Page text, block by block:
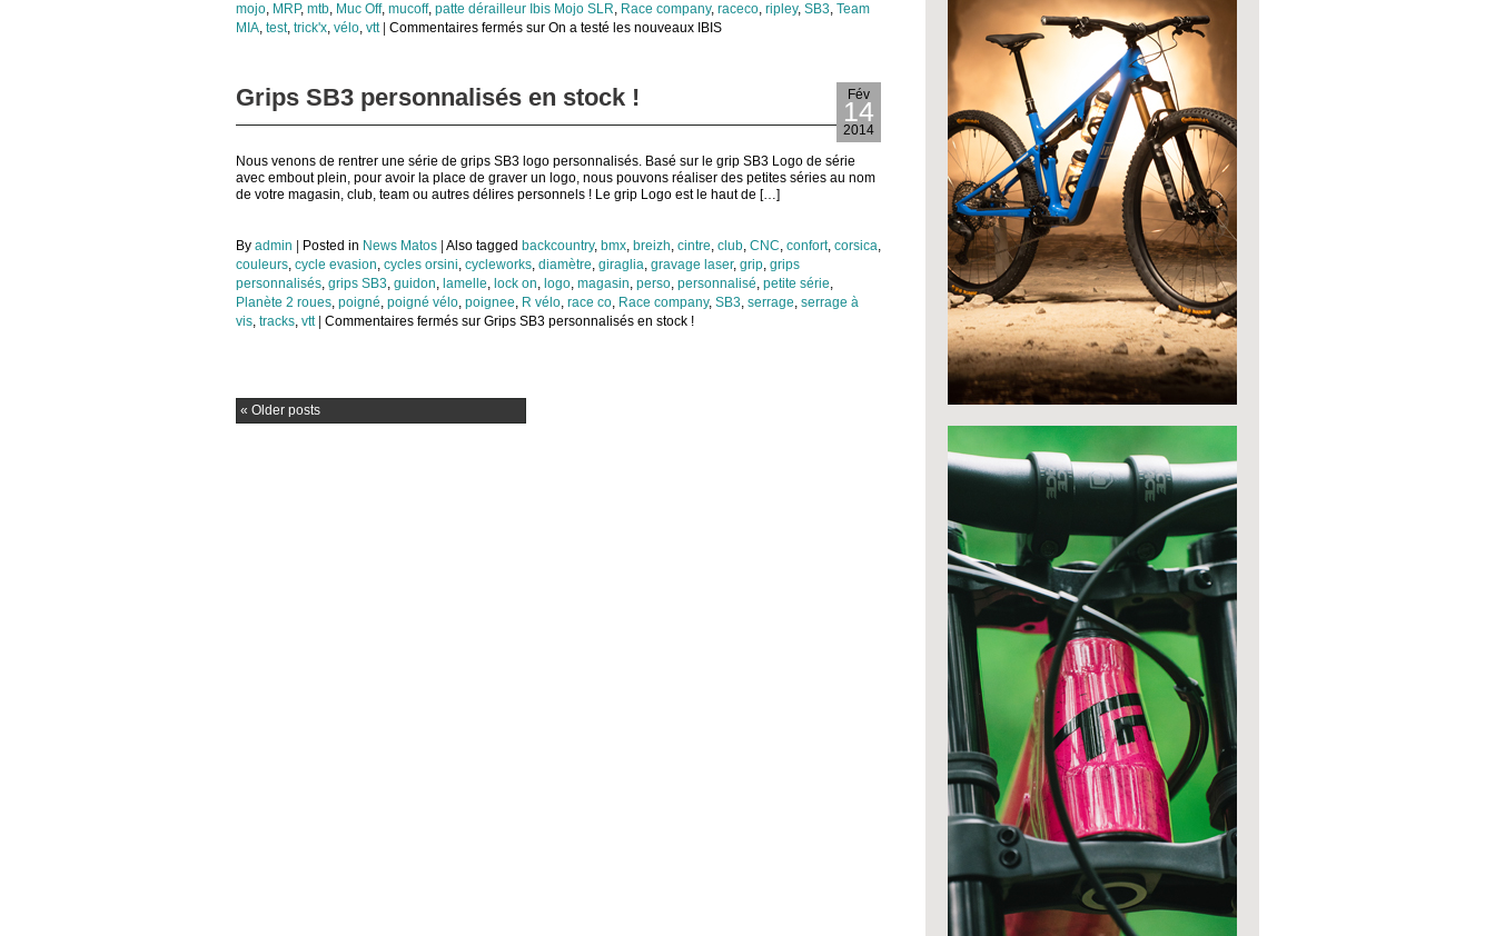
mojo, MRP, mtb, Muc Off, mucoff, patte dérailleur Ibis Mojo SLR, Race company, raceco, ripley, SB3, Team
MIA, test, trick'x, vélo, vtt Commentaires fermés sur On a testé les nouveaux IBIS
Fév
14
2014
Grips SB3 personnalisés en stock !
Nous venons de rentrer une série de grips SB3 logo personnalisés. Basé sur le grip SB3 Logo de série
avec embout plein, pour avoir la place de graver un logo, nous pouvons réaliser des petites séries au nom
de votre magasin, club, team ou autres délires personnels ! Le grip Logo est le haut de […]
By admin Posted in News Matos Also tagged backcountry, bmx, breizh, cintre, club, CNC, confort, corsica,
couleurs, cycle evasion, cycles orsini, cycleworks, diamètre, giraglia, gravage laser, grip, grips
personnalisés, grips SB3, guidon, lamelle, lock on, logo, magasin, perso, personnalisé, petite série,
Planète 2 roues, poigné, poigné vélo, poignee, R vélo, race co, Race company, SB3, serrage, serrage à
vis, tracks, vtt Commentaires fermés sur Grips SB3 personnalisés en stock !
« Older posts